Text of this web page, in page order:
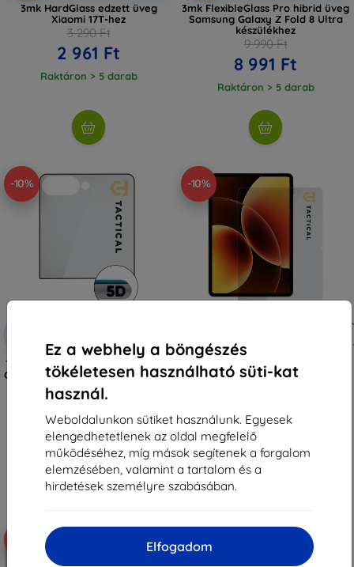
Ez a webhely a böngészés
tökéletesen használható süti-kat
használ.
Weboldalunkon sütiket használunk. Egyesek
elengedhetetlenek az oldal megfelelő
működéséhez, míg mások segítenek a forgalom
elemzésében, valamint a tartalom és a
hirdetések személyre szabásában.
Elfogadom
3mk HardGlass edzett üveg
Xiaomi 17T-hez
3 290 Ft
2 961 Ft
Raktáron > 5 darab
3mk FlexibleGlass Pro hibrid üveg
Samsung Galaxy Z Fold 8 Ultra
készülékhez
9 990 Ft
8 991 Ft
Raktáron > 5 darab
-10%
Tactical Glass Shield 5D Samsung
Galaxy Z Flip 8-hoz, fekete, külső,
57983130475
3 590 Ft
3 230 Ft
Raktáron > 5 darab
-10%
kuponnal
Tactical Glass védőüveg Xiaomi
Pad 7/8/8 Pro készülékhez,
4 311 Ft
Raktáron > 5 darab
-10%